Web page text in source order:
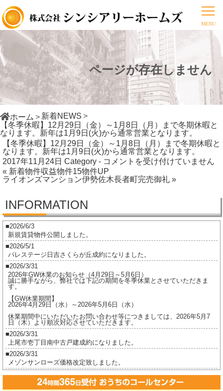
ページが存在しません
ホーム
新着NEWS
【冬季休暇】12月29日（金）～1月8日（月）まで冬期休暇と
なります。新年は1月9日(火)から通常営業となります。
【冬季休暇】12月29日（金）～1月8日（月）まで冬期休暇と
なります。新年は1月9日(火)から通常営業となります。
2017年11月24日 Category - 【冬
季
休
月
（金）
1
8
日
（月）
ま
冬
期
休
コメントを受け付けていません
« 新着物件収益物件15物件UP
ライオンズマンション伊勢佐木長者町完売御礼 »
INFORMATION
2026/6/3
新規賃貸物件公開しました。
2026/5/1
パレステージ日吉さくらが丘成約になりました。
2026/3/31
2026年GW休業のお知らせ（4月29日～5月6日）
誠に勝手ながら、弊社では下記の期間を冬季休業とさせていただきま
す。
【GW休業期間】
2026年4月29日（水）～2026年5月6日（水）
休業期間中にいただいたお問い合わせ等につきましては、2026年5月7
日（木）より順次対応させていただきます。
2026/3/31
上尾市壱丁目南中古戸建成約になりました。
2026/3/31
メゾンサンローズ価格改定致しました。
2026/3/16
ジオ茅ヶ崎フレシアご成約になりました。